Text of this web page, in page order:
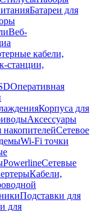
Батареи для
Веб-
кабели,
станции,
Оперативная
Корпуса для
Аксессуары
Сетевое
Wi-Fi точки
PowerlineСетевые
Кабели,
Подставки для
для